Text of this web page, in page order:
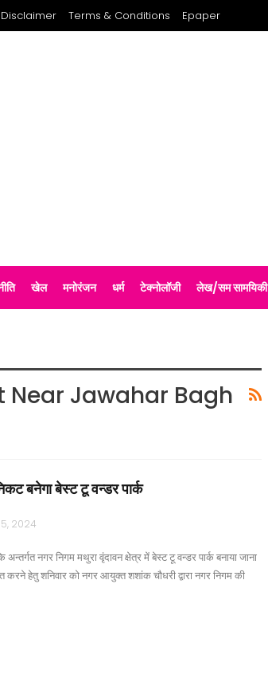
Disclaimer Terms & Conditions Epaper
खेल मनोरंजन धर्म टेक्नोलॉजी लेख/सम सामयिकी
Near Jawahar Bagh
बनेगा बेस्ट टू वन्डर पार्क
2024
अन्तर्गत नगर निगम मथुरा वृंदावन क्षेत्र में बेस्ट टू वन्डर पार्क बनाया जाना
हेतु शनिवार को नगर आयुक्त शशांक चौधरी द्वारा नगर निगम की